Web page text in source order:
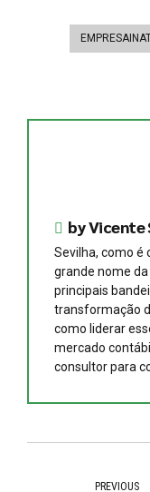
by Vicente
Sevilha, como é
grande nome
principais
transformação
como liderar
mercado
consultor para
PREVIOUS